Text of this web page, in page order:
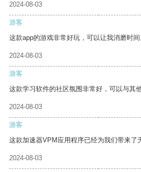
2024-08-03
游客
这款app的游戏非常好玩，可以让我消磨时间
2024-08-03
游客
这款学习软件的社区氛围非常好，可以与其
2024-08-03
游客
这款加速器VPM应用程序已经为我们带来了
2024-08-03